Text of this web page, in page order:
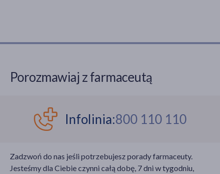
Porozmawiaj z farmaceutą
Infolinia:800 110 110
Zadzwoń do nas jeśli potrzebujesz porady farmaceuty.
Jesteśmy dla Ciebie czynni całą dobę, 7 dni w tygodniu,